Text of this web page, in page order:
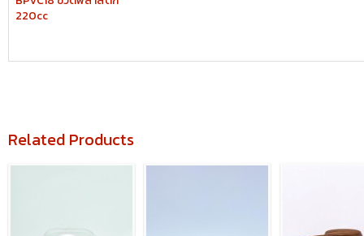
220cc
Related Products